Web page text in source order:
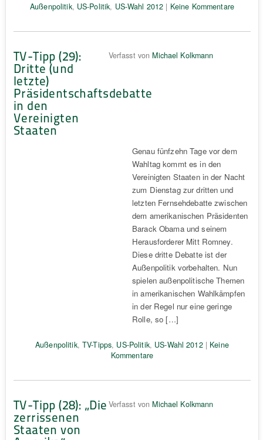
Außenpolitik, US-Politik, US-Wahl 2012 | Keine Kommentare
TV-Tipp (29):
Dritte (und
letzte)
Präsidentschaftsdebatte
in den
Vereinigten
Staaten
Verfasst von Michael Kolkmann
Genau fünfzehn Tage vor dem
Wahltag kommt es in den
Vereinigten Staaten in der Nacht
zum Dienstag zur dritten und
letzten Fernsehdebatte zwischen
dem amerikanischen Präsidenten
Barack Obama und seinem
Herausforderer Mitt Romney.
Diese dritte Debatte ist der
Außenpolitik vorbehalten. Nun
spielen außenpolitische Themen
in amerikanischen Wahlkämpfen
in der Regel nur eine geringe
Rolle, so […]
Außenpolitik, TV-Tipps, US-Politik, US-Wahl 2012| Keine
Kommentare
TV-Tipp (28): „Die
zerrissenen
Staaten von
Verfasst von Michael Kolkmann